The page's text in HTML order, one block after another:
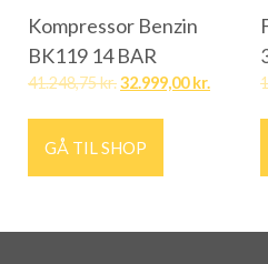
Kompressor Benzin
BK119 14 BAR
41.248,75kr.32.999,00kr.
GÅ TIL SHOP